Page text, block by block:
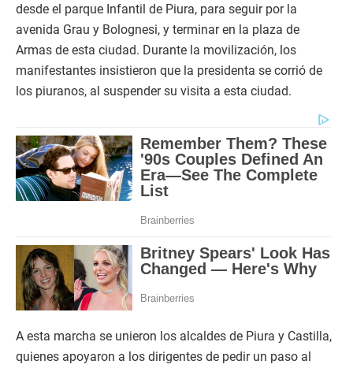
desde el parque Infantil de Piura, para seguir por la
avenida Grau y Bolognesi, y terminar en la plaza de
Armas de esta ciudad. Durante la movilización, los
manifestantes insistieron que la presidenta se corrió de
los piuranos, al suspender su visita a esta ciudad.
A esta marcha se unieron los alcaldes de Piura y Castilla,
quienes apoyaron a los dirigentes de pedir un paso al